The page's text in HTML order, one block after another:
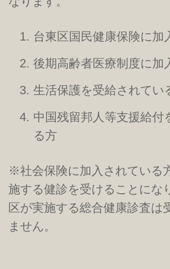
台東区国民健康保険に加
後期高齢者医療制度に加
生活保護を受給されてい
中国残留邦人等支援給付
る方
※社会保険に加入されている
施する健診を受けることにな
区が実施する総合健康診査は
ません。